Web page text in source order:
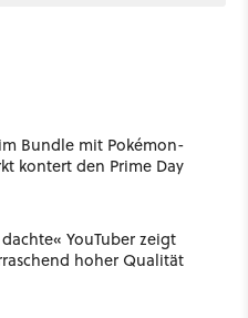
Bundle mit Pokémon-
kontert den Prime Day
YouTuber zeigt
hoher Qualität